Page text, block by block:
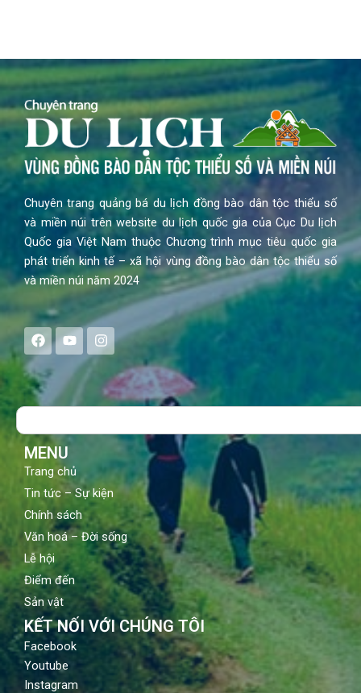
Chuyên trang quảng bá du lịch đồng bào dân tộc thiểu số
và miền núi trên website du lịch quốc gia của Cục Du lịch
Quốc gia Việt Nam thuộc Chương trình mục tiêu quốc gia
phát triển kinh tế – xã hội vùng đồng bào dân tộc thiểu số
và miền núi năm 2024
F
a
c
e
b
o
Y
o
u
t
u
b
I
n
s
a
g
Search
MENU
Trang chủ
Tin tức – Sự kiện
Chính sách
Văn hoá – Đời sống
Lễ hội
Điểm đến
Sản vật
KẾT NỐI VỚI CHÚNG TÔI
Facebook
Youtube
Instagram